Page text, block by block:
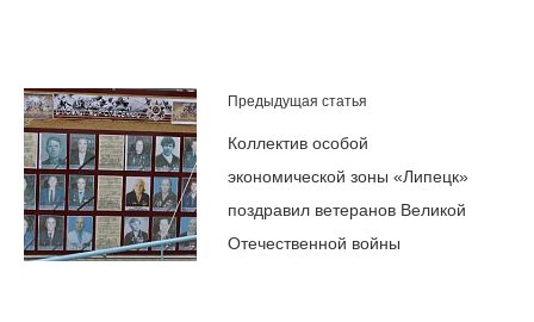
Предыдущая статья
Коллектив особой
экономической зоны «Липецк»
поздравил ветеранов Великой
Отечественной войны